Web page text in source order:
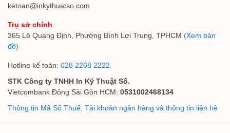
ketoan@inkythuatso.com
Trụ sở chính
365 Lê Quang Định, Phường Bình Lợi Trung, TPHCM (Xem bản
đồ)
Hotline kế toán: 028 2268 2222
STK Công ty TNHH In Kỹ Thuật Số.
Vietcombank Đông Sài Gòn HCM: 0531002468134
Thông tin Mã Số Thuế, Tài khoản ngân hàng và thông tin liên hệ